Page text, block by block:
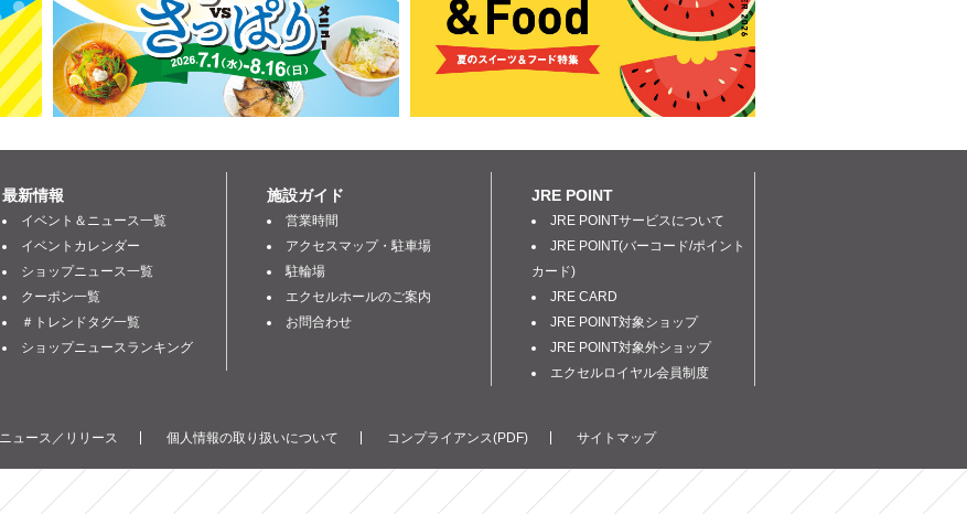
最新情報
イベント＆ニュース一覧
イベントカレンダー
ショップニュース一覧
クーポン一覧
＃トレンドタグ一覧
ショップニュースランキング
施設ガイド
営業時間
アクセスマップ・駐車場
駐輪場
エクセルホールのご案内
お問合わせ
JRE POINT
JRE POINTサービスについて
JRE POINT(バーコード/ポイント
カード)
JRE CARD
JRE POINT対象ショップ
JRE POINT対象外ショップ
エクセルロイヤル会員制度
ニュース／リリース 個人情報の取り扱いについて コンプライアンス(PDF) サイトマップ